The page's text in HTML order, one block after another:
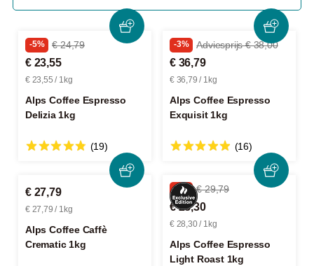
-5% € 24,79
€ 23,55
€ 23,55 / 1kg
Alps Coffee Espresso
Delizia 1kg
(19)
-3% Adviesprijs € 38,00
€ 36,79
€ 36,79 / 1kg
Alps Coffee Espresso
Exquisit 1kg
(16)
€ 27,79
€ 27,79 / 1kg
Alps Coffee Caffè
Crematic 1kg
-5% € 29,79
€ 28,30
€ 28,30 / 1kg
Alps Coffee Espresso
Light Roast 1kg